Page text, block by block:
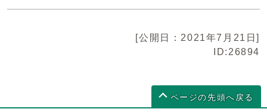
[公開日：2021年7月21日]
ID:26894
ページの先頭へ戻る